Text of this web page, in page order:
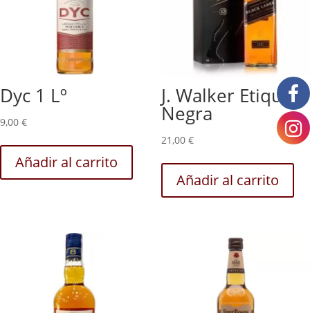
Dyc 1 Lº
9,00 €
Añadir al carrito
J. Walker Etiqueta
Negra
21,00 €
Añadir al carrito